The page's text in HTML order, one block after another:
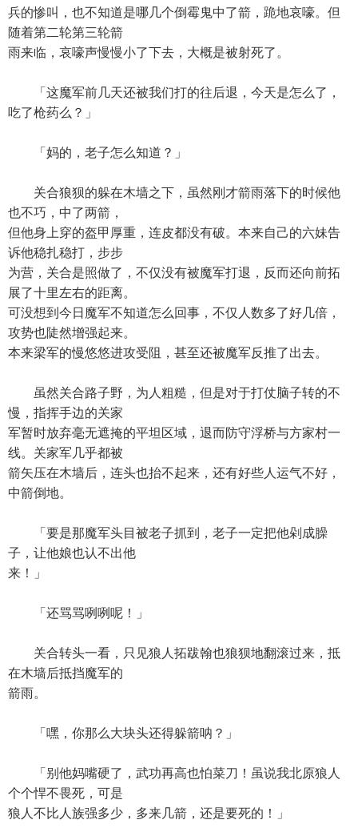
兵的惨叫，也不知道是哪几个倒霉鬼中了箭，跪地哀嚎。但
随着第二轮第三轮箭
雨来临，哀嚎声慢慢小了下去，大概是被射死了。
「这魔军前几天还被我们打的往后退，今天是怎么了，
吃了枪药么？」
「妈的，老子怎么知道？」
关合狼狈的躲在木墙之下，虽然刚才箭雨落下的时候他
也不巧，中了两箭，
但他身上穿的盔甲厚重，连皮都没有破。本来自己的六妹告
诉他稳扎稳打，步步
为营，关合是照做了，不仅没有被魔军打退，反而还向前拓
展了十里左右的距离。
可没想到今日魔军不知道怎么回事，不仅人数多了好几倍，
攻势也陡然增强起来。
本来梁军的慢悠悠进攻受阻，甚至还被魔军反推了出去。
虽然关合路子野，为人粗糙，但是对于打仗脑子转的不
慢，指挥手边的关家
军暂时放弃毫无遮掩的平坦区域，退而防守浮桥与方家村一
线。关家军几乎都被
箭矢压在木墙后，连头也抬不起来，还有好些人运气不好，
中箭倒地。
「要是那魔军头目被老子抓到，老子一定把他剁成臊
子，让他娘也认不出他
来！」
「还骂骂咧咧呢！」
关合转头一看，只见狼人拓跋翰也狼狈地翻滚过来，抵
在木墙后抵挡魔军的
箭雨。
「嘿，你那么大块头还得躲箭呐？」
「别他妈嘴硬了，武功再高也怕菜刀！虽说我北原狼人
个个悍不畏死，可是
狼人不比人族强多少，多来几箭，还是要死的！」